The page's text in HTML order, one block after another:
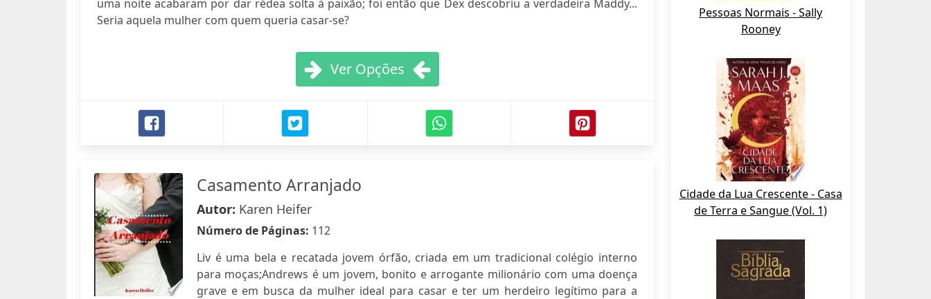
uma noite acabaram por dar rédea solta à paixão; foi então que Dex descobriu a verdadeira Maddy...
Seria aquela mulher com quem queria casar-se?
Ver Opções
Casamento Arranjado
Autor: Karen Heifer
Número de Páginas: 112
Liv é uma bela e recatada jovem órfão, criada em um tradicional colégio interno
para moças;Andrews é um jovem, bonito e arrogante milionário com uma doença
grave e em busca da mulher ideal para casar e ter um herdeiro legítimo para a
Pessoas Normais - Sally
Rooney
Cidade da Lua Crescente - Casa
de Terra e Sangue (Vol. 1)